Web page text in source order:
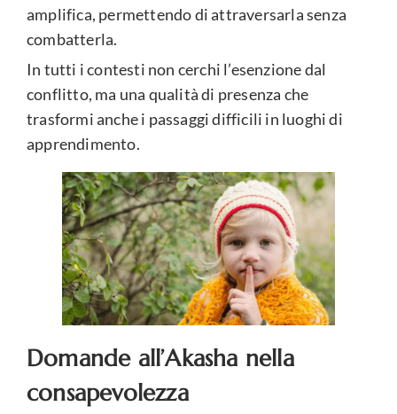
amplifica, permettendo di attraversarla senza
combatterla.
In tutti i contesti non cerchi l’esenzione dal
conflitto, ma una qualità di presenza che
trasformi anche i passaggi difficili in luoghi di
apprendimento.
Domande all’Akasha nella
consapevolezza